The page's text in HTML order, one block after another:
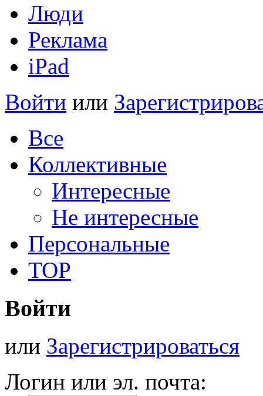
Люди
Реклама
iPad
Войти или
Все
Коллективные
Интересные
Не интересные
Персональные
TOP
Войти
или Зарегистрироваться
Логин или эл. почта: